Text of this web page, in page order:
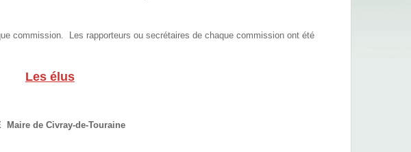
commission. Les rapporteurs ou secrétaires de chaque commission ont été
Les élus
Maire de Civray-de-Touraine